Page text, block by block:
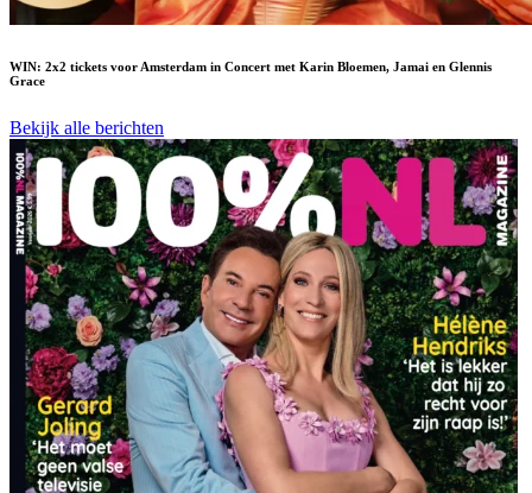
WIN: 2x2 tickets voor Amsterdam in Concert met Karin Bloemen, Jamai en Glennis
Grace
Bekijk alle berichten